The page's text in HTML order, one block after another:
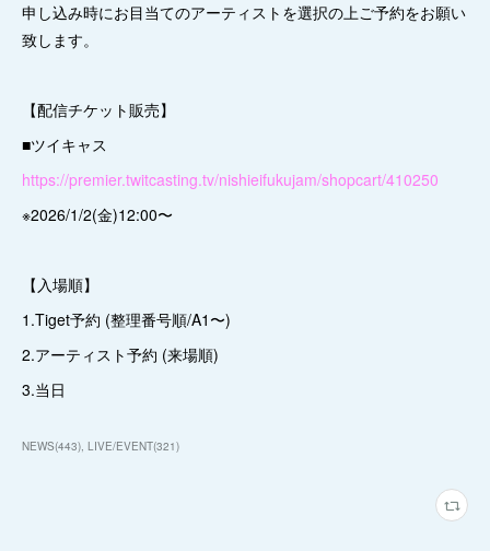
申し込み時にお目当てのアーティストを選択の上ご予約をお願い
致します。
【配信チケット販売】
■ツイキャス
https://premier.twitcasting.tv/nishieifukujam/shopcart/410250
※2026/1/2(金)12:00〜
【入場順】
1.Tiget予約 (整理番号順/A1〜)
2.アーティスト予約 (来場順)
3.当日
NEWS(443) LIVE/EVENT(321)